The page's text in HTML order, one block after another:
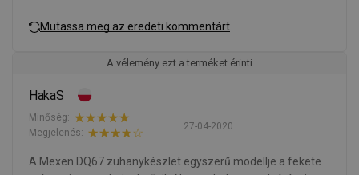
Mutassa meg az eredeti kommentárt
A vélemény ezt a terméket érinti
HakaS
27-04-2020
Minőség:
Megjelenés:
A Mexen DQ67 zuhanykészlet egyszerű modellje a fekete